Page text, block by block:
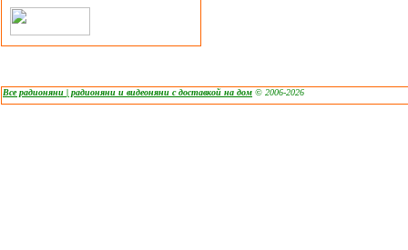
Все радионяни | радионяни и видеоняни с доставкой на дом © 2006-2026